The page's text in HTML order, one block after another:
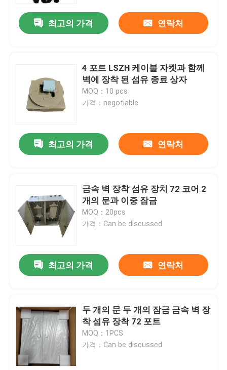
최고의 가격 연락처
4 포트 LSZH 케이블 자켓과 함께
벽에 장착 된 섬유 종료 상자
MOQ：10 pcs
가격：negotiable
최고의 가격 연락처
금속 벽 장착 섬유 장치 72 코어 2
개의 문과 이중 잠금
MOQ：20pcs
가격：Can be discussed
최고의 가격 연락처
두 개의 문 두 개의 잠금 금속 벽 장
착 섬유 장착 72 포트
MOQ：1PCS
가격：Can be discussed